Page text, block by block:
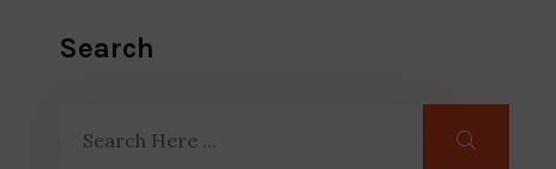
Search